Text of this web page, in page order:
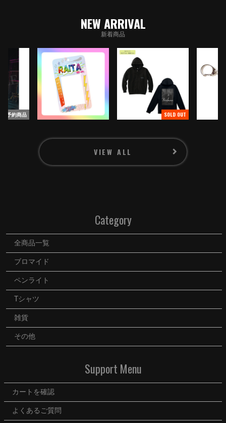
CONTACT
MOVIE
NEW ARRIVAL
新着商品
予約商品 SOLD OUT
VIEW ALL
Category
全商品一覧
ブロマイド
ペンライト
Tシャツ
雑貨
その他
Support Menu
カートを確認
よくあるご質問